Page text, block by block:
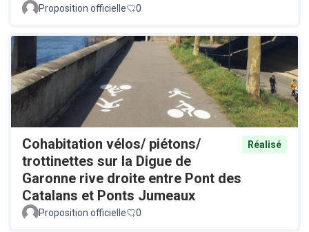
Proposition officielle 0
Cohabitation vélos/ piétons/
trottinettes sur la Digue de
Garonne rive droite entre Pont des
Catalans et Ponts Jumeaux
Réalisé
Proposition officielle 0